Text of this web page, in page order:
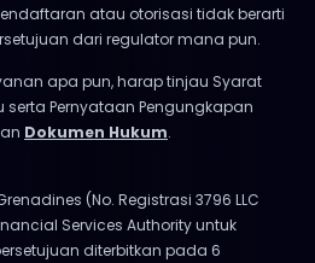
atau otorisasi tidak berarti
dari regulator mana pun.
apa pun, harap tinjau Syarat
Pernyataan Pengungkapan
Dokumen Hukum.
(No. Registrasi 3796 LLC
Services Authority untuk
diterbitkan pada 6